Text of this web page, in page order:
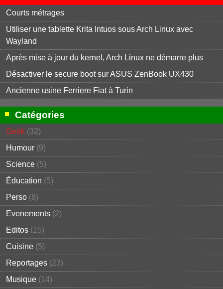
Courts métrages
Utiliser une tablette Krita Intuos sous Arch Linux avec
Wayland
Après mise à jour du kernel, Arch Linux ne démarre plus
Désactiver le secure boot sur ASUS ZenBook UX430
Ancienne usine Ferriere Fiat à Turin
Catégories
Geek (32)
Humour (9)
Science (5)
Éducation (5)
Perso (8)
Evenements (2)
Editos (15)
Cuisine (5)
Reportages (23)
Musique (14)